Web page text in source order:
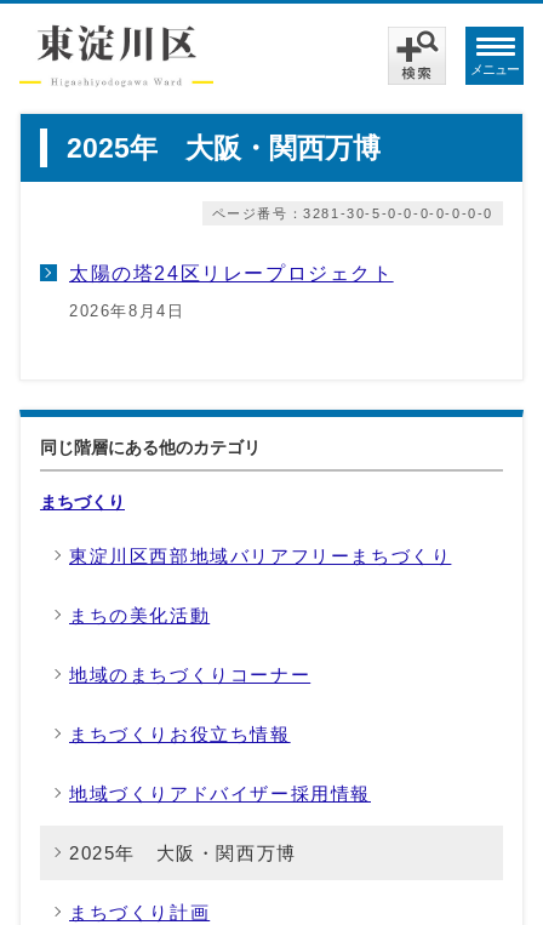
メニュー
2025年 大阪・関西万博
ページ番号：3281-30-5-0-0-0-0-0-0-0
太陽の塔24区リレープロジェクト
2026年8月4日
同じ階層にある他のカテゴリ
まちづくり
東淀川区西部地域バリアフリーまちづくり
まちの美化活動
地域のまちづくりコーナー
まちづくりお役立ち情報
地域づくりアドバイザー採用情報
2025年 大阪・関西万博
まちづくり計画